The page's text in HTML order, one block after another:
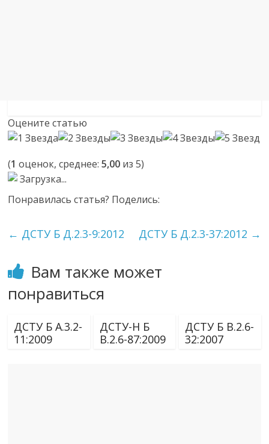
Оцените статью
(1 оценок, среднее:5,00 из 5)
Загрузка...
Понравилась статья? Поделись:
← ДСТУ Б Д.2.3-9:2012 ДСТУ Б Д.2.3-37:2012 →
Вам также может
понравиться
ДСТУ Б А.3.2-
11:2009
ДСТУ-Н Б
В.2.6-87:2009
ДСТУ Б В.2.6-
32:2007